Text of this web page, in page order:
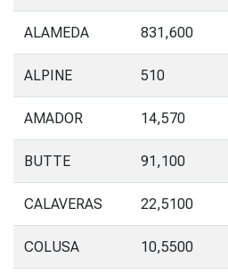
ALAMEDA 831,600
ALPINE 510
AMADOR 14,570
BUTTE 91,100
CALAVERAS 22,5100
COLUSA 10,5500